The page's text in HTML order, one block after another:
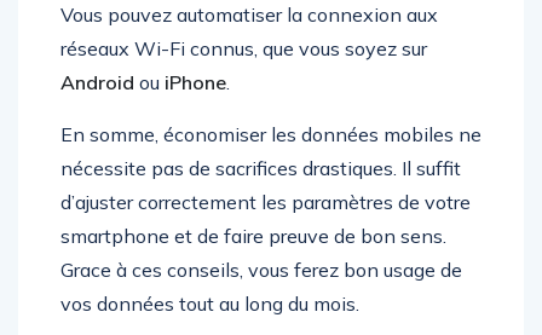
Vous pouvez automatiser la connexion aux
réseaux Wi-Fi connus, que vous soyez sur
Android ou iPhone
En somme, économiser les données mobiles ne
nécessite pas de sacrifices drastiques. Il suffit
d’ajuster correctement les paramètres de votre
smartphone et de faire preuve de bon sens.
Grace à ces conseils, vous ferez bon usage de
vos données tout au long du mois.